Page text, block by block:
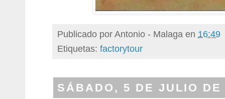
Publicado porAntonio - Malaga en 16:49
Etiquetas: factorytour
SÁBADO, 5 DE JULIO DE